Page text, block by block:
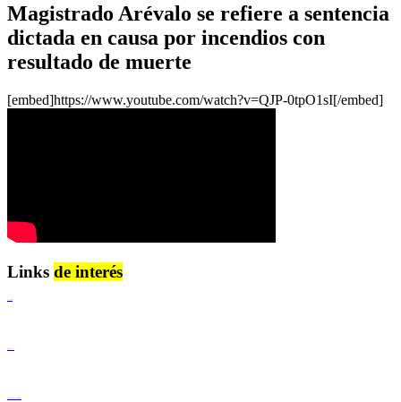
Magistrado Arévalo se refiere a sentencia
dictada en causa por incendios con
resultado de muerte
[embed]https://www.youtube.com/watch?v=QJP-0tpO1sI[/embed]
Links de interés